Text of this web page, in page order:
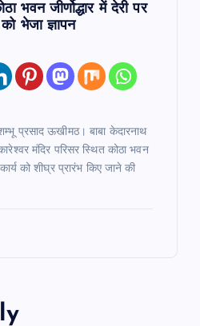
भवन जीर्णोद्धार में देरी पर
भेजा ज्ञापन
प्रसाद ऊखीमठ। बाबा केदारनाथ
मंदिर परिसर स्थित कोठा भवन
को शीघ्र प्रारंभ किए जाने की